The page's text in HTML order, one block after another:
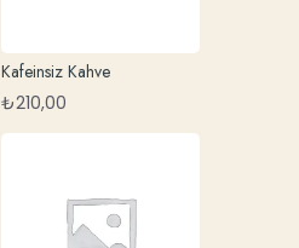
Kafeinsiz Kahve
₺210,00